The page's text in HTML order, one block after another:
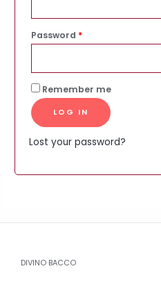
Password *
Remember me
LOG IN
Lost your password?
DIVINO BACCO